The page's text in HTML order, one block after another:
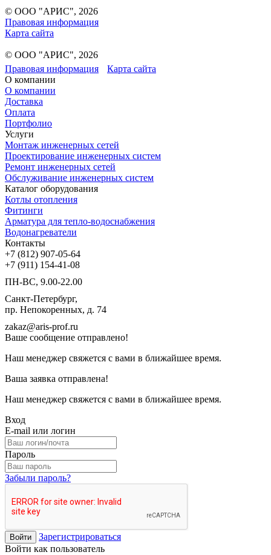
© ООО "АРИС", 2026
Правовая информация
Карта сайта
© ООО "АРИС", 2026
Правовая информация
Карта сайта
О компании
О компании
Доставка
Оплата
Портфолио
Услуги
Монтаж инженерных сетей
Проектирование инженерных систем
Ремонт инженерных сетей
Обслуживание инженерных систем
Каталог оборудования
Котлы отопления
Фитинги
Арматура для тепло-водоснабжения
Водонагреватели
Контакты
+7 (812) 907-05-64
+7 (911) 154-41-08
ПН-ВС, 9.00-22.00
Санкт-Петербург,
пр. Непокоренных, д. 74
zakaz@aris-prof.ru
Ваше сообщение отправлено!
Наш менеджер свяжется с вами в ближайшее время.
Ваша заявка отправлена!
Наш менеджер свяжется с вами в ближайшее время.
Вход
E-mail или логин
Пароль
Забыли пароль?
Войти
Зарегистрироваться
Войти как пользователь